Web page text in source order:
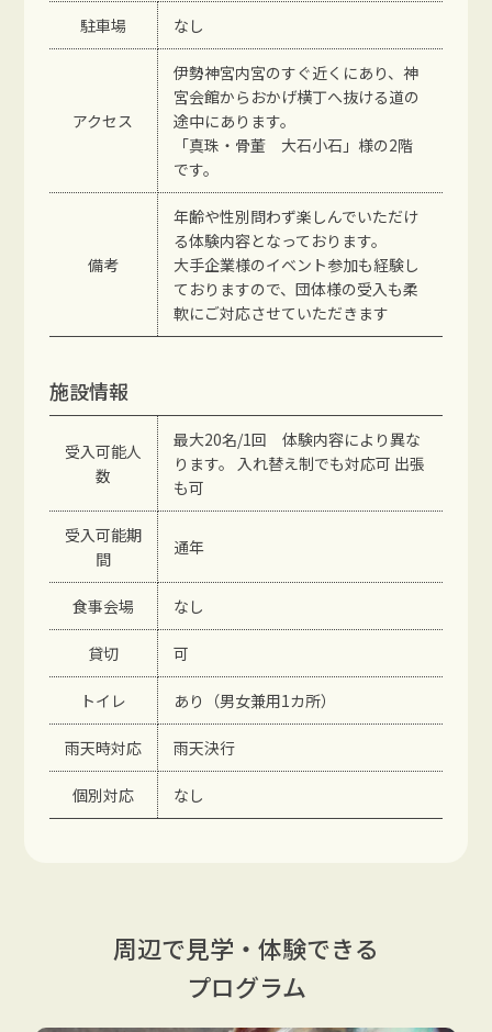
駐車場 なし
アクセス
伊勢神宮内宮のすぐ近くにあり、神
宮会館からおかげ横丁へ抜ける道の
途中にあります。
「真珠・骨董 大石小石」様の2階
です。
備考
年齢や性別問わず楽しんでいただけ
る体験内容となっております。
大手企業様のイベント参加も経験し
ておりますので、団体様の受入も柔
軟にご対応させていただきます
施設情報
受入可能人
数
最大20名/1回 体験内容により異な
ります。 入れ替え制でも対応可 出張
も可
受入可能期
間
通年
食事会場 なし
貸切 可
トイレ あり（男女兼用1カ所）
雨天時対応 雨天決行
個別対応 なし
周辺で見学・体験できる
プログラム